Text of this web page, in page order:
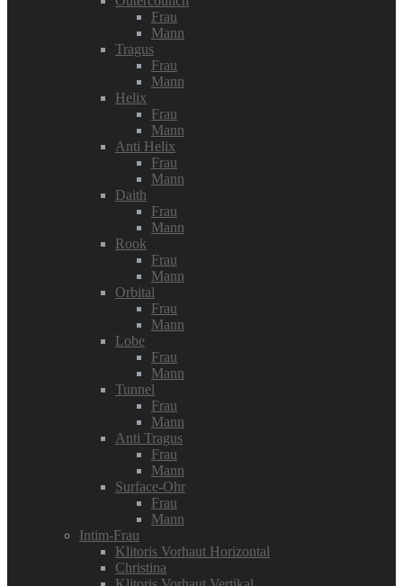
Frau
Mann
Tragus
Frau
Mann
Helix
Frau
Mann
Anti Helix
Frau
Mann
Daith
Frau
Mann
Rook
Frau
Mann
Orbital
Frau
Mann
Lobe
Frau
Mann
Tunnel
Frau
Mann
Anti Tragus
Frau
Mann
Surface-Ohr
Frau
Mann
Intim-Frau
Klitoris Vorhaut Horizontal
Christina